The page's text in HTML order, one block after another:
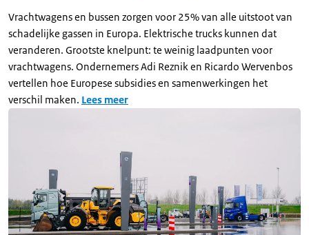
Vrachtwagens en bussen zorgen voor 25% van alle uitstoot van
schadelijke gassen in Europa. Elektrische trucks kunnen dat
veranderen. Grootste knelpunt: te weinig laadpunten voor
vrachtwagens. Ondernemers Adi Reznik en Ricardo Wervenbos
vertellen hoe Europese subsidies en samenwerkingen het
verschil maken. Lees meer